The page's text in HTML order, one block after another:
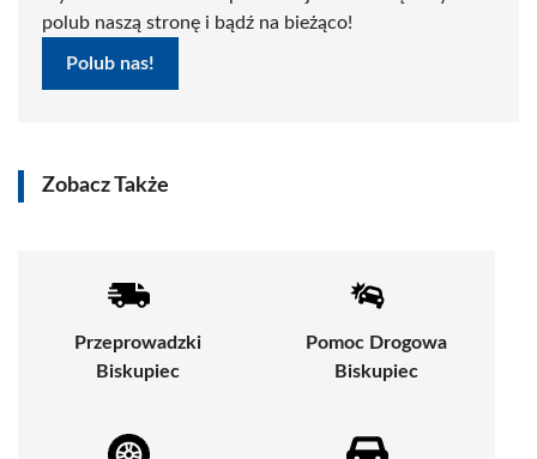
polub naszą stronę i bądź na bieżąco!
Polub nas!
Zobacz Także
Przeprowadzki
Biskupiec
Pomoc Drogowa
Biskupiec